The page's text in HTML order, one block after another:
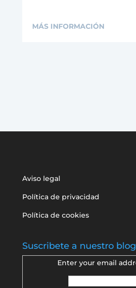
MÁS INFORMACIÓN
Aviso legal
Política de privacidad
Política de cookies
Suscribete a nuestro blog
Enter your email